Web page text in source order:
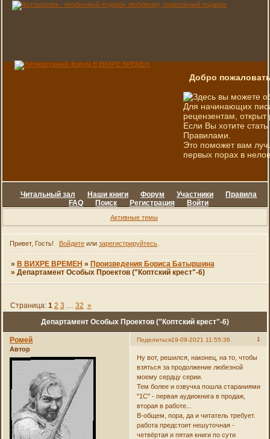
Добро
Здесь вы можете
Для начинающих
рецензентам, открыт
Если Вы хотите
Правилами.
Это поможет вам
первых порах в
Читальный зал Наши книги Форум Участники
Правила
FAQ
Поиск Регистрация Войти
Активные темы
Привет, Гость! Войдитеили зарегистрируйтесь.
» В ВИХРЕ ВРЕМЕН » Произведения Бориса Батыршина
» Департамент Особых Проектов ("Коптский крест"-6)
Департамент Особых Проектов ("Коптский крест"-6)
Страница: 1 2 3 … 32 »
Поделиться 1
19-09-2021 11:55:36
Ромей
Автор
Ну вот, решился, наконец, на то, чтобы
взяться за продолжение любезной
моему сердцу серии.
Тем более и озвучка пошла стараниями
"1С" - первая аудиокнига в продаж,
вторая в работе...
В-общем, пора, да и читатель требует.
работа предстоит нешуточная -
четвёртая и пятая книги по сути